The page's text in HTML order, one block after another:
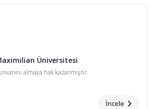
Üniversitesi
almaya hak kazanmıştır.
İncele